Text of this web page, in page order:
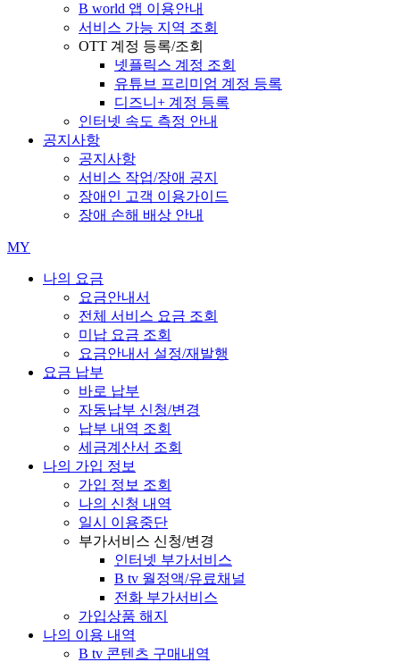
B world 앱 이용안내
서비스 가능 지역 조회
OTT 계정 등록/조회
넷플릭스 계정 조회
유튜브 프리미엄 계정 등록
디즈니+ 계정 등록
인터넷 속도 측정 안내
공지사항
공지사항
서비스 작업/장애 공지
장애인 고객 이용가이드
장애 손해 배상 안내
MY
나의 요금
요금안내서
전체 서비스 요금 조회
미납 요금 조회
요금안내서 설정/재발행
요금 납부
바로 납부
자동납부 신청/변경
납부 내역 조회
세금계산서 조회
나의 가입 정보
가입 정보 조회
나의 신청 내역
일시 이용중단
부가서비스 신청/변경
인터넷 부가서비스
B tv 월정액/유료채널
전화 부가서비스
가입상품 해지
나의 이용 내역
B tv 콘텐츠 구매내역